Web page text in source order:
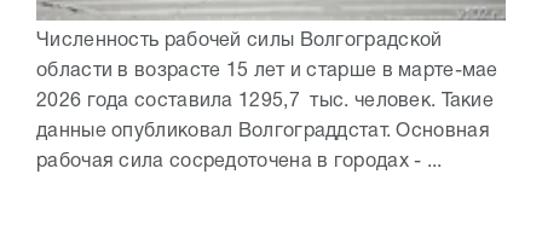
Численность рабочей силы Волгоградской
области в возрасте 15 лет и старше в марте-мае
2026 года составила 1295,7 тыс. человек. Такие
данные опубликовал Волгограддстат. Основная
рабочая сила сосредоточена в городах - ...